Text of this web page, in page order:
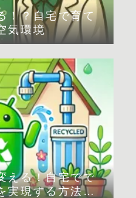
！？自宅で育て
気環境
える！自宅でで
実現する方法